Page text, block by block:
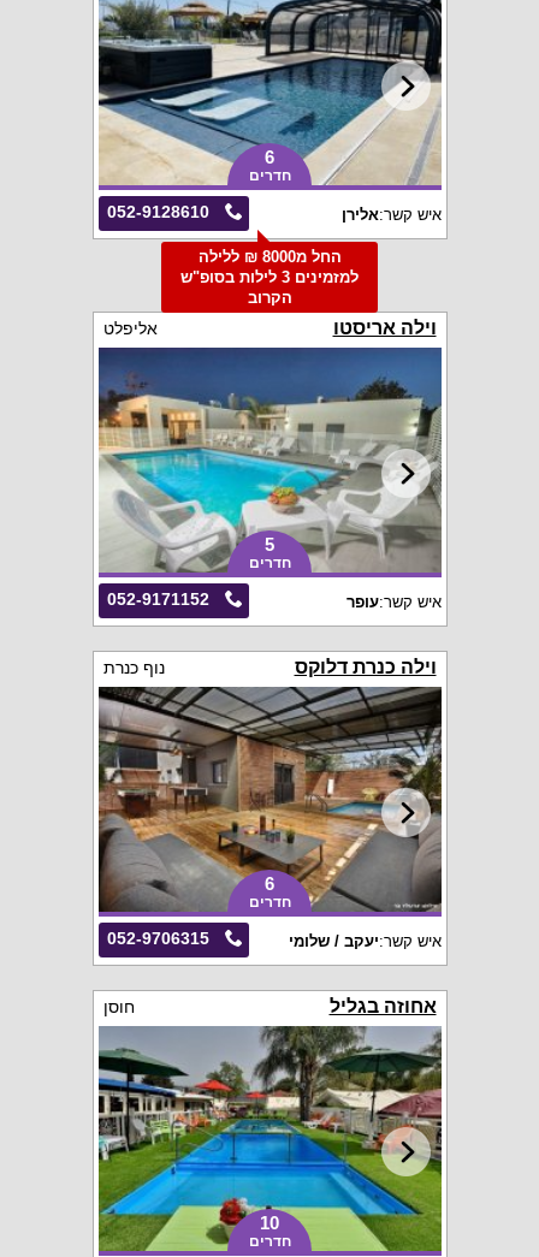
6
חדרים
052-9128610 איש קשר:אלירן
החל מ8000 ₪ ללילה
למזמינים 3 לילות בסופ"ש
הקרוב
וילה אריסטו אליפלט
5
חדרים
052-9171152 איש קשר:עופר
וילה כנרת דלוקס נוף כנרת
6
חדרים
052-9706315 איש קשר:יעקב / שלומי
אחוזה בגליל חוסן
10
חדרים